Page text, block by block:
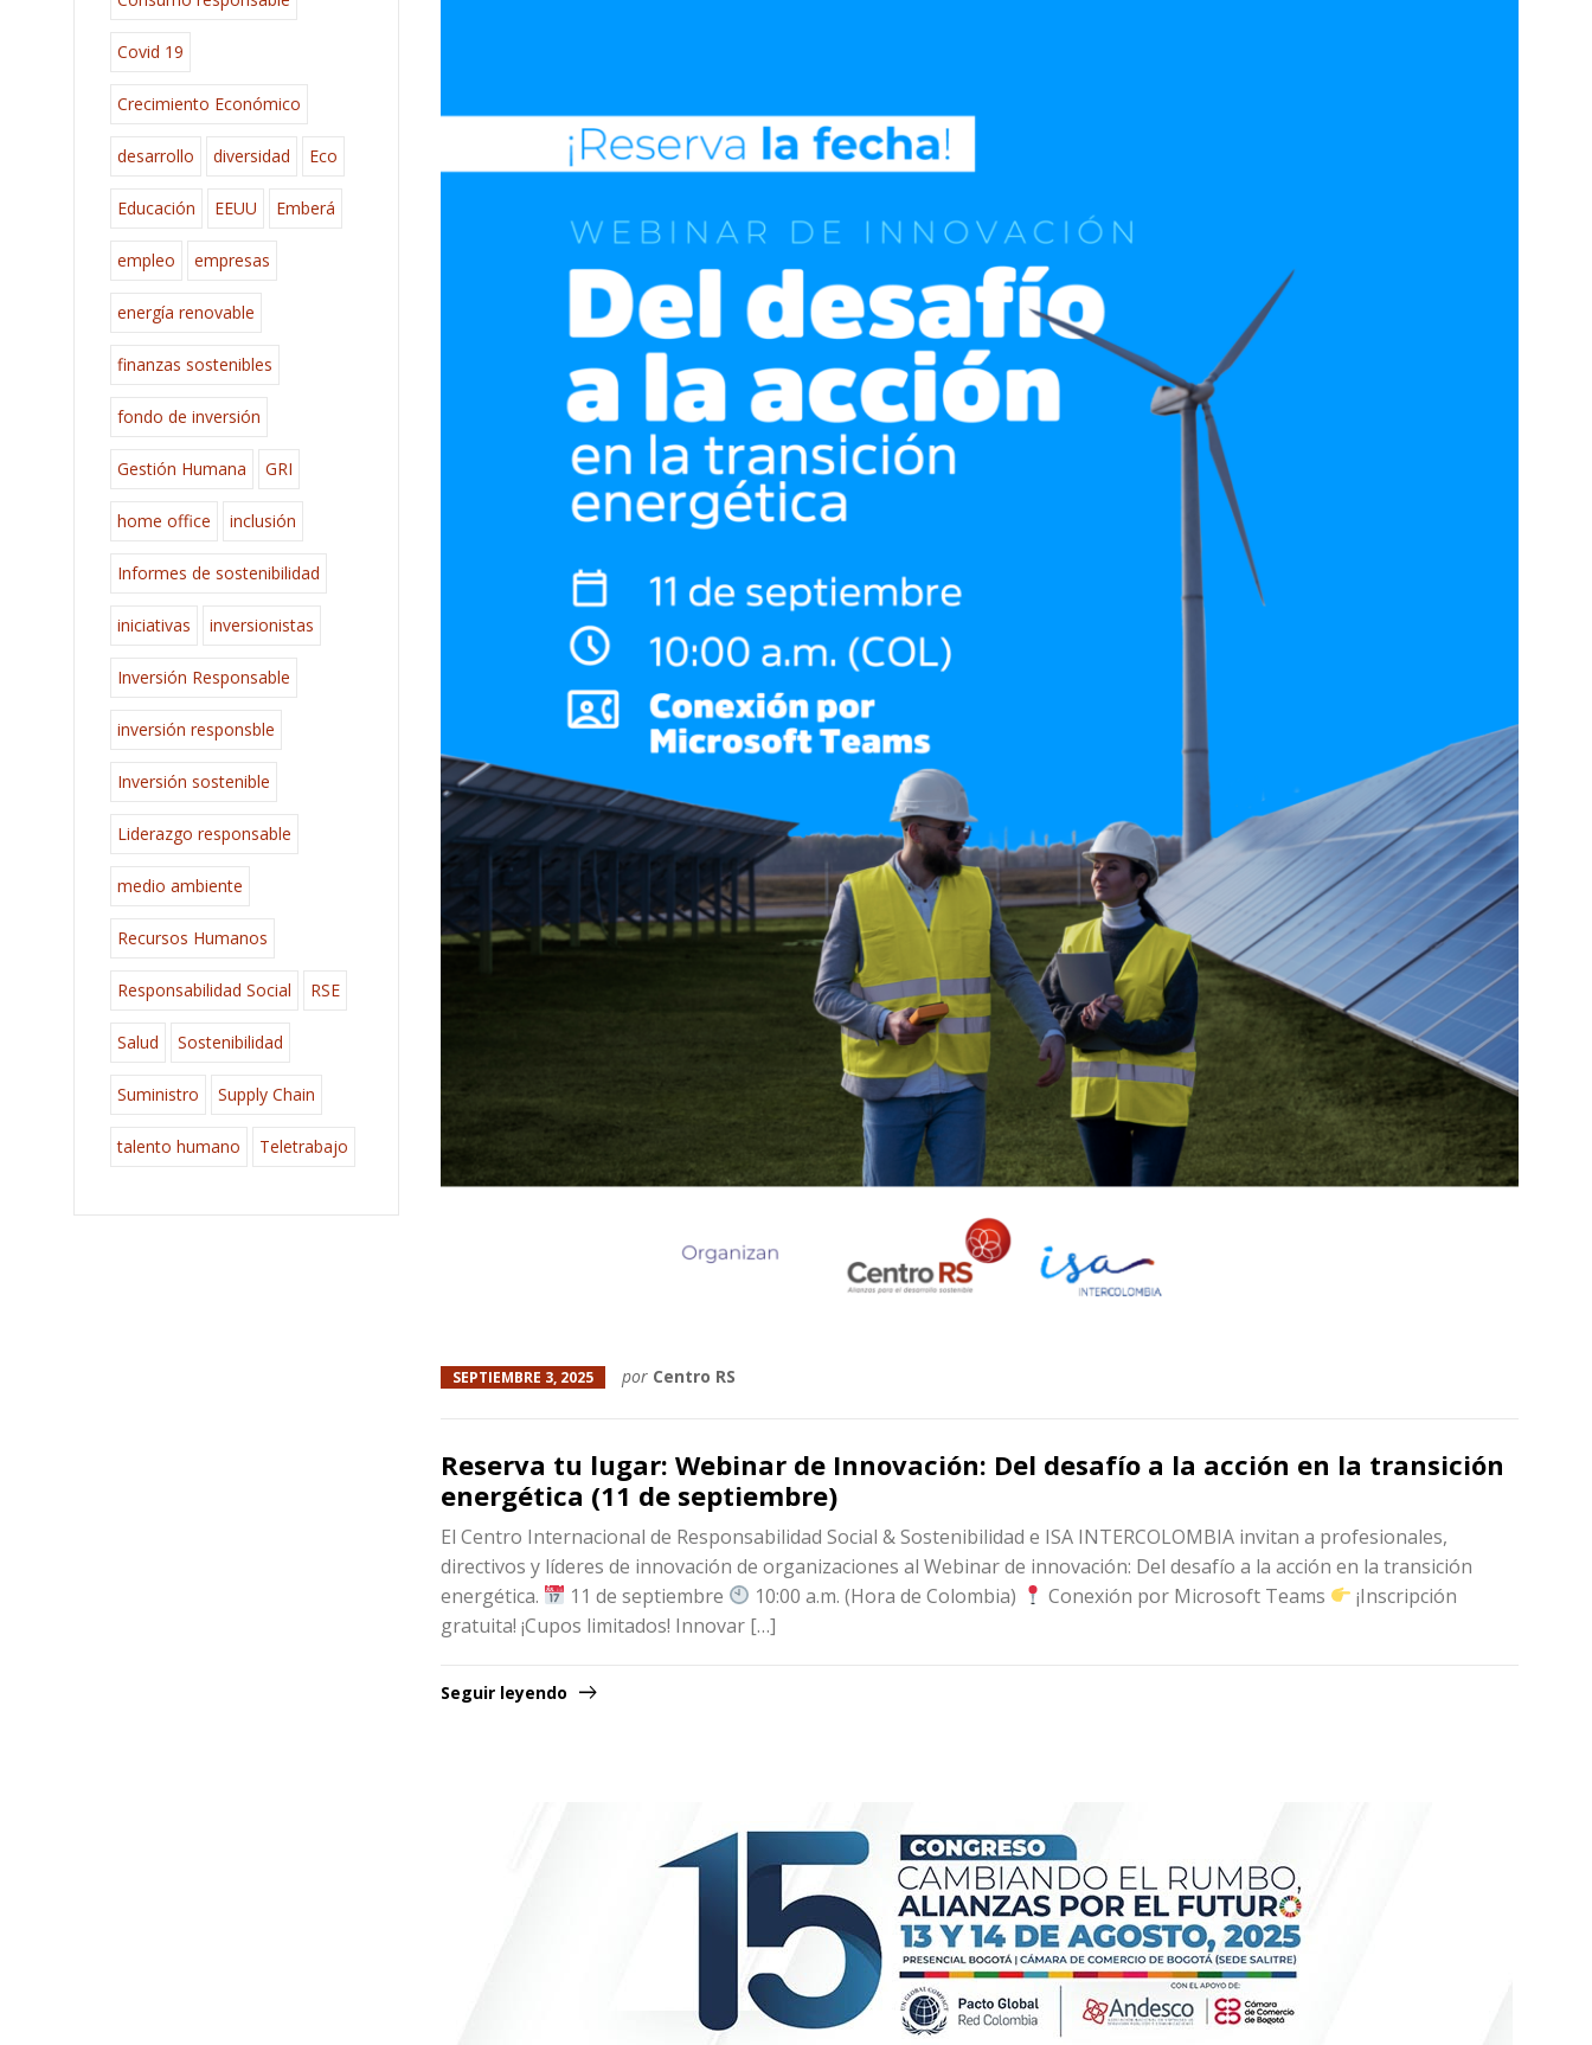
SEPTIEMBRE 3, 2025 por Centro RS
Reserva tu lugar: Webinar de Innovación: Del desafío a la acción en la transición
energética (11 de septiembre)
El Centro Internacional de Responsabilidad Social & Sostenibilidad e ISA INTERCOLOMBIA invitan a profesionales,
directivos y líderes de innovación de organizaciones al Webinar de innovación: Del desafío a la acción en la transición
energética.
11 de septiembre 10:00 a.m. (Hora de Colombia) Conexión por Microsoft Teams
¡Inscripción
gratuita! ¡Cupos limitados! Innovar […]
Seguir leyendo
Covid 19
Crecimiento Económico
desarrollo diversidad Eco
Educación EEUU Emberá
empleo empresas
energía renovable
finanzas sostenibles
fondo de inversión
Gestión Humana GRI
home office inclusión
Informes de sostenibilidad
iniciativas inversionistas
Inversión Responsable
inversión responsble
Inversión sostenible
Liderazgo responsable
medio ambiente
Recursos Humanos
Responsabilidad Social RSE
Salud Sostenibilidad
Suministro Supply Chain
talento humano Teletrabajo